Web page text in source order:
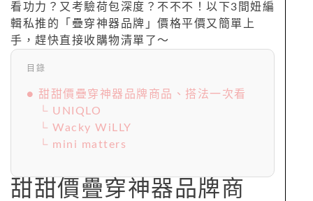
看功力？又考驗荷包深度？不不不！以下3間妞編
輯私推的「疊穿神器品牌」價格平價又簡單上
手，趕快直接收購物清單了～
目錄
● 甜甜價疊穿神器品牌商品、搭法一次看
└ UNIQLO
└ Wacky WiLLY
└ mini matters
甜甜價疊穿神器品牌商